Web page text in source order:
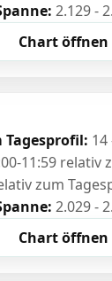
2.129 -
Chart öffnen
Tagesprofil: 14
11:59 relativ
zum
2.029 -
Chart öffnen